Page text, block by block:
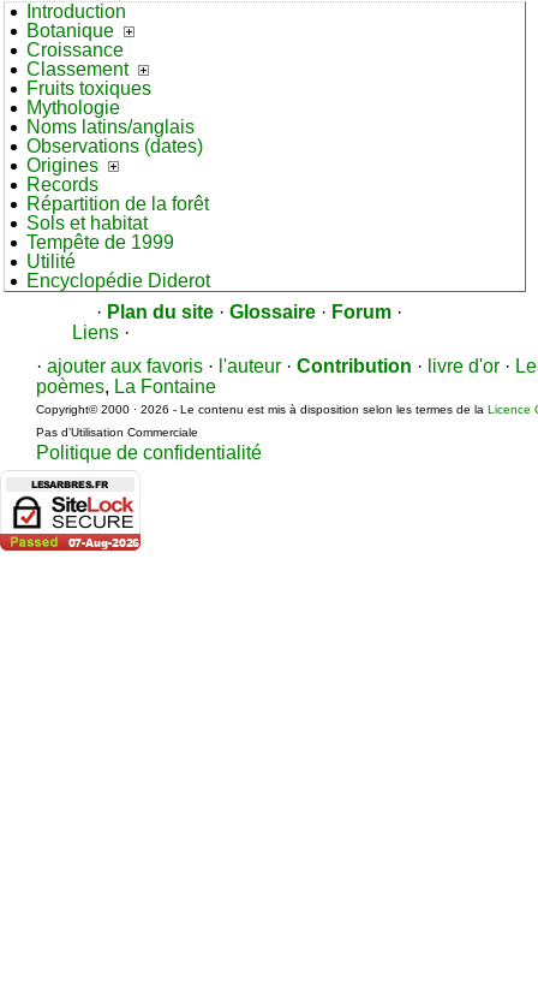
Introduction
Botanique
Croissance
Classement
Fruits toxiques
Mythologie
Noms latins/anglais
Observations (dates)
Origines
Records
Répartition de la forêt
Sols et habitat
Tempête de 1999
Utilité
Encyclopédie Diderot
· Plan du site · Glossaire · Forum ·
Liens ·
· ajouter aux favoris · l'auteur · Contribution · livre d'or ·
poèmes, La Fontaine
Copyright© 2000 · 2026 - Le contenu est mis à disposition selon les termes de la Licence
Pas d’Utilisation Commerciale
Politique de confidentialité